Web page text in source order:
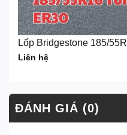
Lốp Bridgestone 185/
Liên hệ
ĐÁNH GIÁ (0)